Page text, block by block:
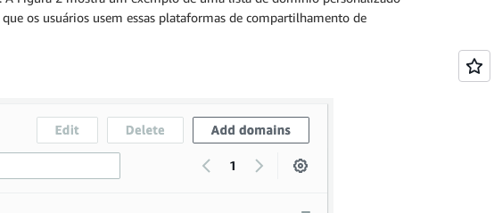
que os usuários usem essas plataformas de compartilhamento de